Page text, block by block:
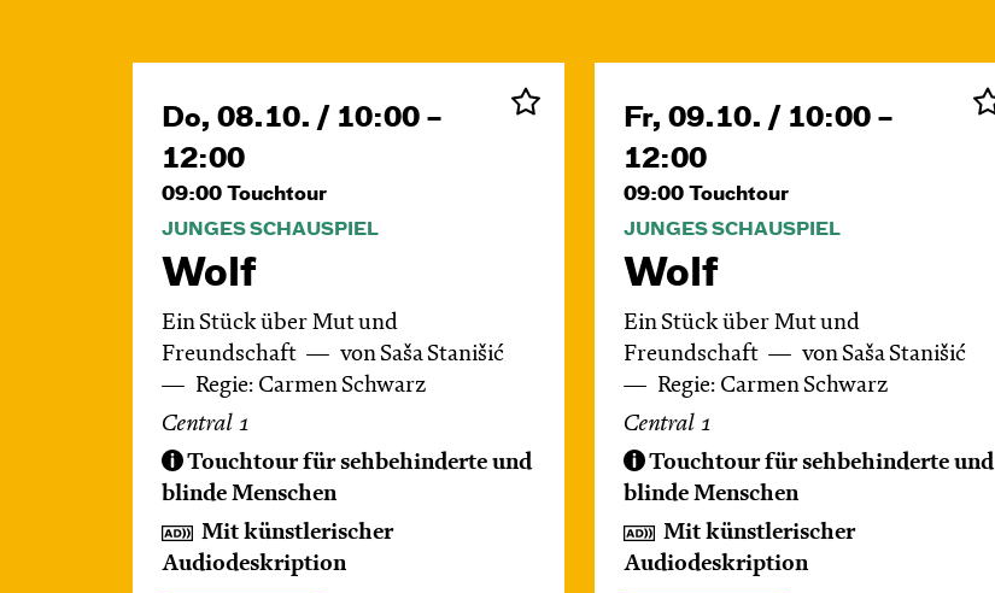
Do, 08.10. / 10:00 –
12:00
09:00 Touchtour
JUNGES SCHAUSPIEL
Wolf
Ein Stück über Mut und
Freundschaft
von Saša Stanišić
Regie: Carmen Schwarz
Central 1
Touchtour für sehbehinderte und
blinde Menschen
Mit künstlerischer
Audiodeskription
Fr, 09.10. / 10:00 –
12:00
09:00 Touchtour
JUNGES SCHAUSPIEL
Wolf
Ein Stück über Mut und
Freundschaft
von Saša Stanišić
Regie: Carmen Schwarz
Central 1
Touchtour für sehbehinderte und
blinde Menschen
Mit künstlerischer
Audiodeskription